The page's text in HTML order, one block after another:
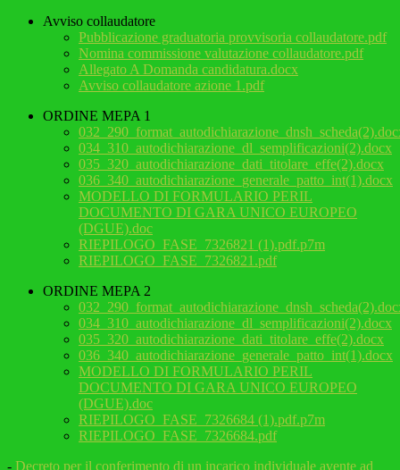
Avviso collaudatore
Pubblicazione graduatoria provvisoria collaudatore.pdf
Nomina commissione valutazione collaudatore.pdf
Allegato A Domanda candidatura.docx
Avviso collaudatore azione 1.pdf
ORDINE MEPA 1
034_310_autodichiarazione_dl_semplificazioni(2).docx
035_320_autodichiarazione_dati_titolare_effe(2).docx
036_340_autodichiarazione_generale_patto_int(1).docx
MODELLO DI FORMULARIO PERIL
DOCUMENTO DI GARA UNICO EUROPEO
(DGUE).doc
RIEPILOGO_FASE_7326821 (1).pdf.p7m
RIEPILOGO_FASE_7326821.pdf
ORDINE MEPA 2
034_310_autodichiarazione_dl_semplificazioni(2).docx
035_320_autodichiarazione_dati_titolare_effe(2).docx
036_340_autodichiarazione_generale_patto_int(1).docx
MODELLO DI FORMULARIO PERIL
DOCUMENTO DI GARA UNICO EUROPEO
(DGUE).doc
RIEPILOGO_FASE_7326684 (1).pdf.p7m
RIEPILOGO_FASE_7326684.pdf
- Decreto per il conferimento di un incarico individuale avente ad